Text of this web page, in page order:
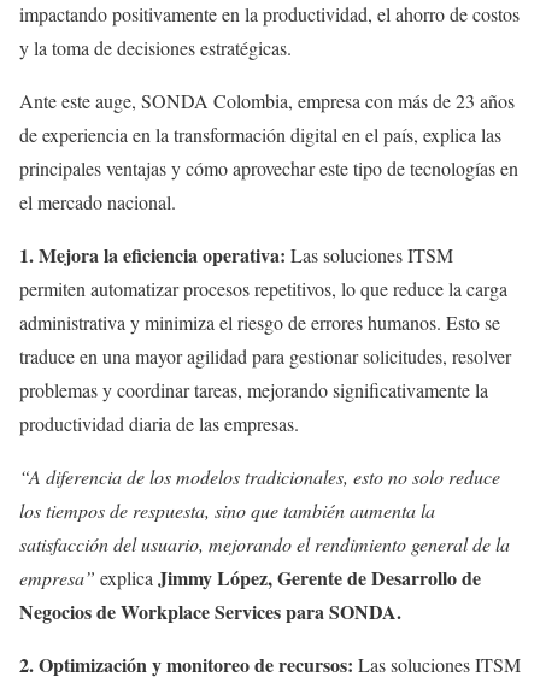
impactando positivamente en la productividad, el ahorro de costos
y la toma de decisiones estratégicas.
Ante este auge, SONDA Colombia, empresa con más de 23 años
de experiencia en la transformación digital en el país, explica las
principales ventajas y cómo aprovechar este tipo de tecnologías en
el mercado nacional.
1. Mejora la eficiencia operativa: Las soluciones ITSM
permiten automatizar procesos repetitivos, lo que reduce la carga
administrativa y minimiza el riesgo de errores humanos. Esto se
traduce en una mayor agilidad para gestionar solicitudes, resolver
problemas y coordinar tareas, mejorando significativamente la
productividad diaria de las empresas.
“A diferencia de los modelos tradicionales, esto no solo reduce
los tiempos de respuesta, sino que también aumenta la
satisfacción del usuario, mejorando el rendimiento general de la
empresa” explica Jimmy López,Gerente de Desarrollo de
Negocios de Workplace Services para SONDA.
2. Optimización y monitoreo de recursos: Las soluciones ITSM